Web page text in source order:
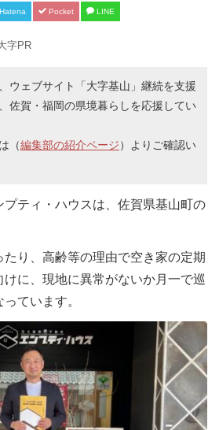
Hatena Pocket LINE
字PR
ウェブサイト「大字基山」継続を支援
佐賀・福岡の県境暮らしを応援してい
（編集部の紹介ページ）よりご確認い
プティ・ハウスは、佐賀県基山町の
り、高齢等の理由で空き家の定期
に、現地に異常がないか月一で巡
ています。